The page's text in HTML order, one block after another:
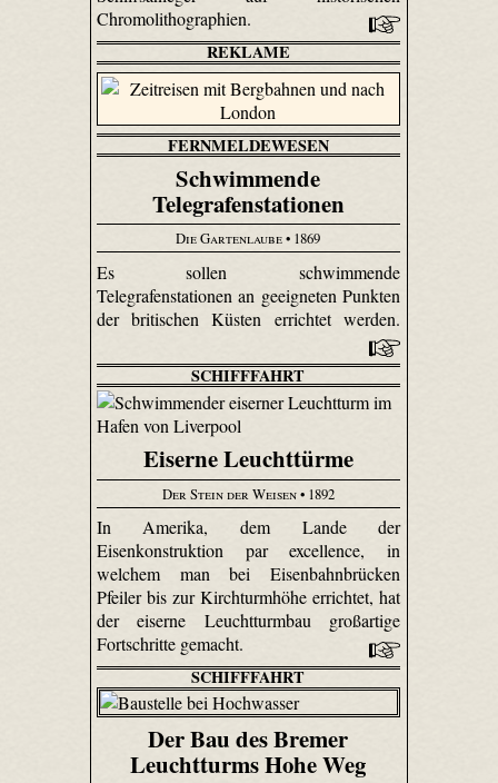
Chromolithographien.
REKLAME
FERNMELDEWESEN
Schwimmende
Telegrafenstationen
Die Gartenlaube• 1869
Es sollen schwimmende
Telegrafenstationen an geeigneten Punkten
der britischen Küsten errichtet werden.
SCHIFFFAHRT
Eiserne Leuchttürme
Der Stein der Weisen• 1892
In Amerika, dem Lande der
Eisenkonstruktion par excellence, in
welchem man bei Eisenbahnbrücken
Pfeiler bis zur Kirchturmhöhe errichtet, hat
der eiserne Leuchtturmbau großartige
Fortschritte gemacht.
SCHIFFFAHRT
Der Bau des Bremer
Leuchtturms Hohe Weg